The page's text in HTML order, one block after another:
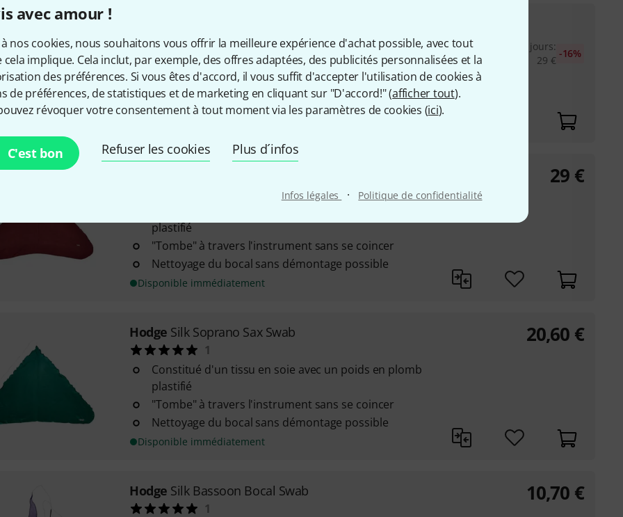
avec amour !
nos cookies, nous souhaitons vous offrir la meilleure expérience d'achat possible, avec tout
cela implique. Cela inclut, par exemple, des offres adaptées, des publicités personnalisées et la
des préférences. Si vous êtes d'accord, il vous suffit d'accepter l'utilisation de cookies à
de préférences, de statistiques et de marketing en cliquant sur "D'accord!" (afficher tout).
révoquer votre consentement à tout moment via les paramètres de cookies (ici).
C'est bon Refuser les cookies Plus d´infos
Infos légales · Politique de confidentialité
Constitué d'un tissu en soie avec un poids en plomb
plastifié
"Tombe" à travers l'instrument sans se coincer
Nettoyage du baril et du bec également possible
Meilleur prix sur 30 jours:
29 €
-16%
plastifié
"Tombe" à travers l'instrument sans se coincer
Nettoyage du bocal sans démontage possible
Disponible immédiatement
29 €
Hodge Silk Soprano Sax Swab
1
Constitué d'un tissu en soie avec un poids en plomb
plastifié
"Tombe" à travers l'instrument sans se coincer
Nettoyage du bocal sans démontage possible
Disponible immédiatement
20,60 €
Hodge Silk Bassoon Bocal Swab
1
10,70 €